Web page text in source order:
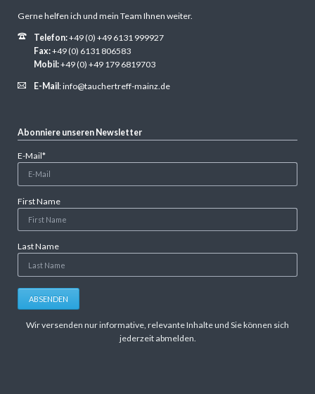
Gerne helfen ich und mein Team Ihnen weiter.
Telefon:+49 (0) +49 6131 999927
Fax:+49 (0) 6131 806583
Mobil:+49 (0) +49 179 6819703
E-Mail :info@tauchertreff-mainz.de
Abonniere unseren Newsletter
Pflichtfeld
E-Mail*
First Name
Last Name
ABSENDEN
Wir versenden nur informative, relevante Inhalte und Sie können sich
jederzeit abmelden.